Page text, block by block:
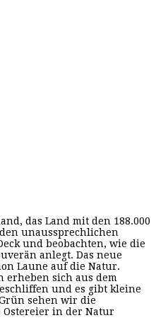
das Land mit den 188.000
unaussprechlichen
und beobachten, wie die
anlegt. Das neue
Laune auf die Natur.
erheben sich aus dem
und es gibt kleine
sehen wir die
in der Natur